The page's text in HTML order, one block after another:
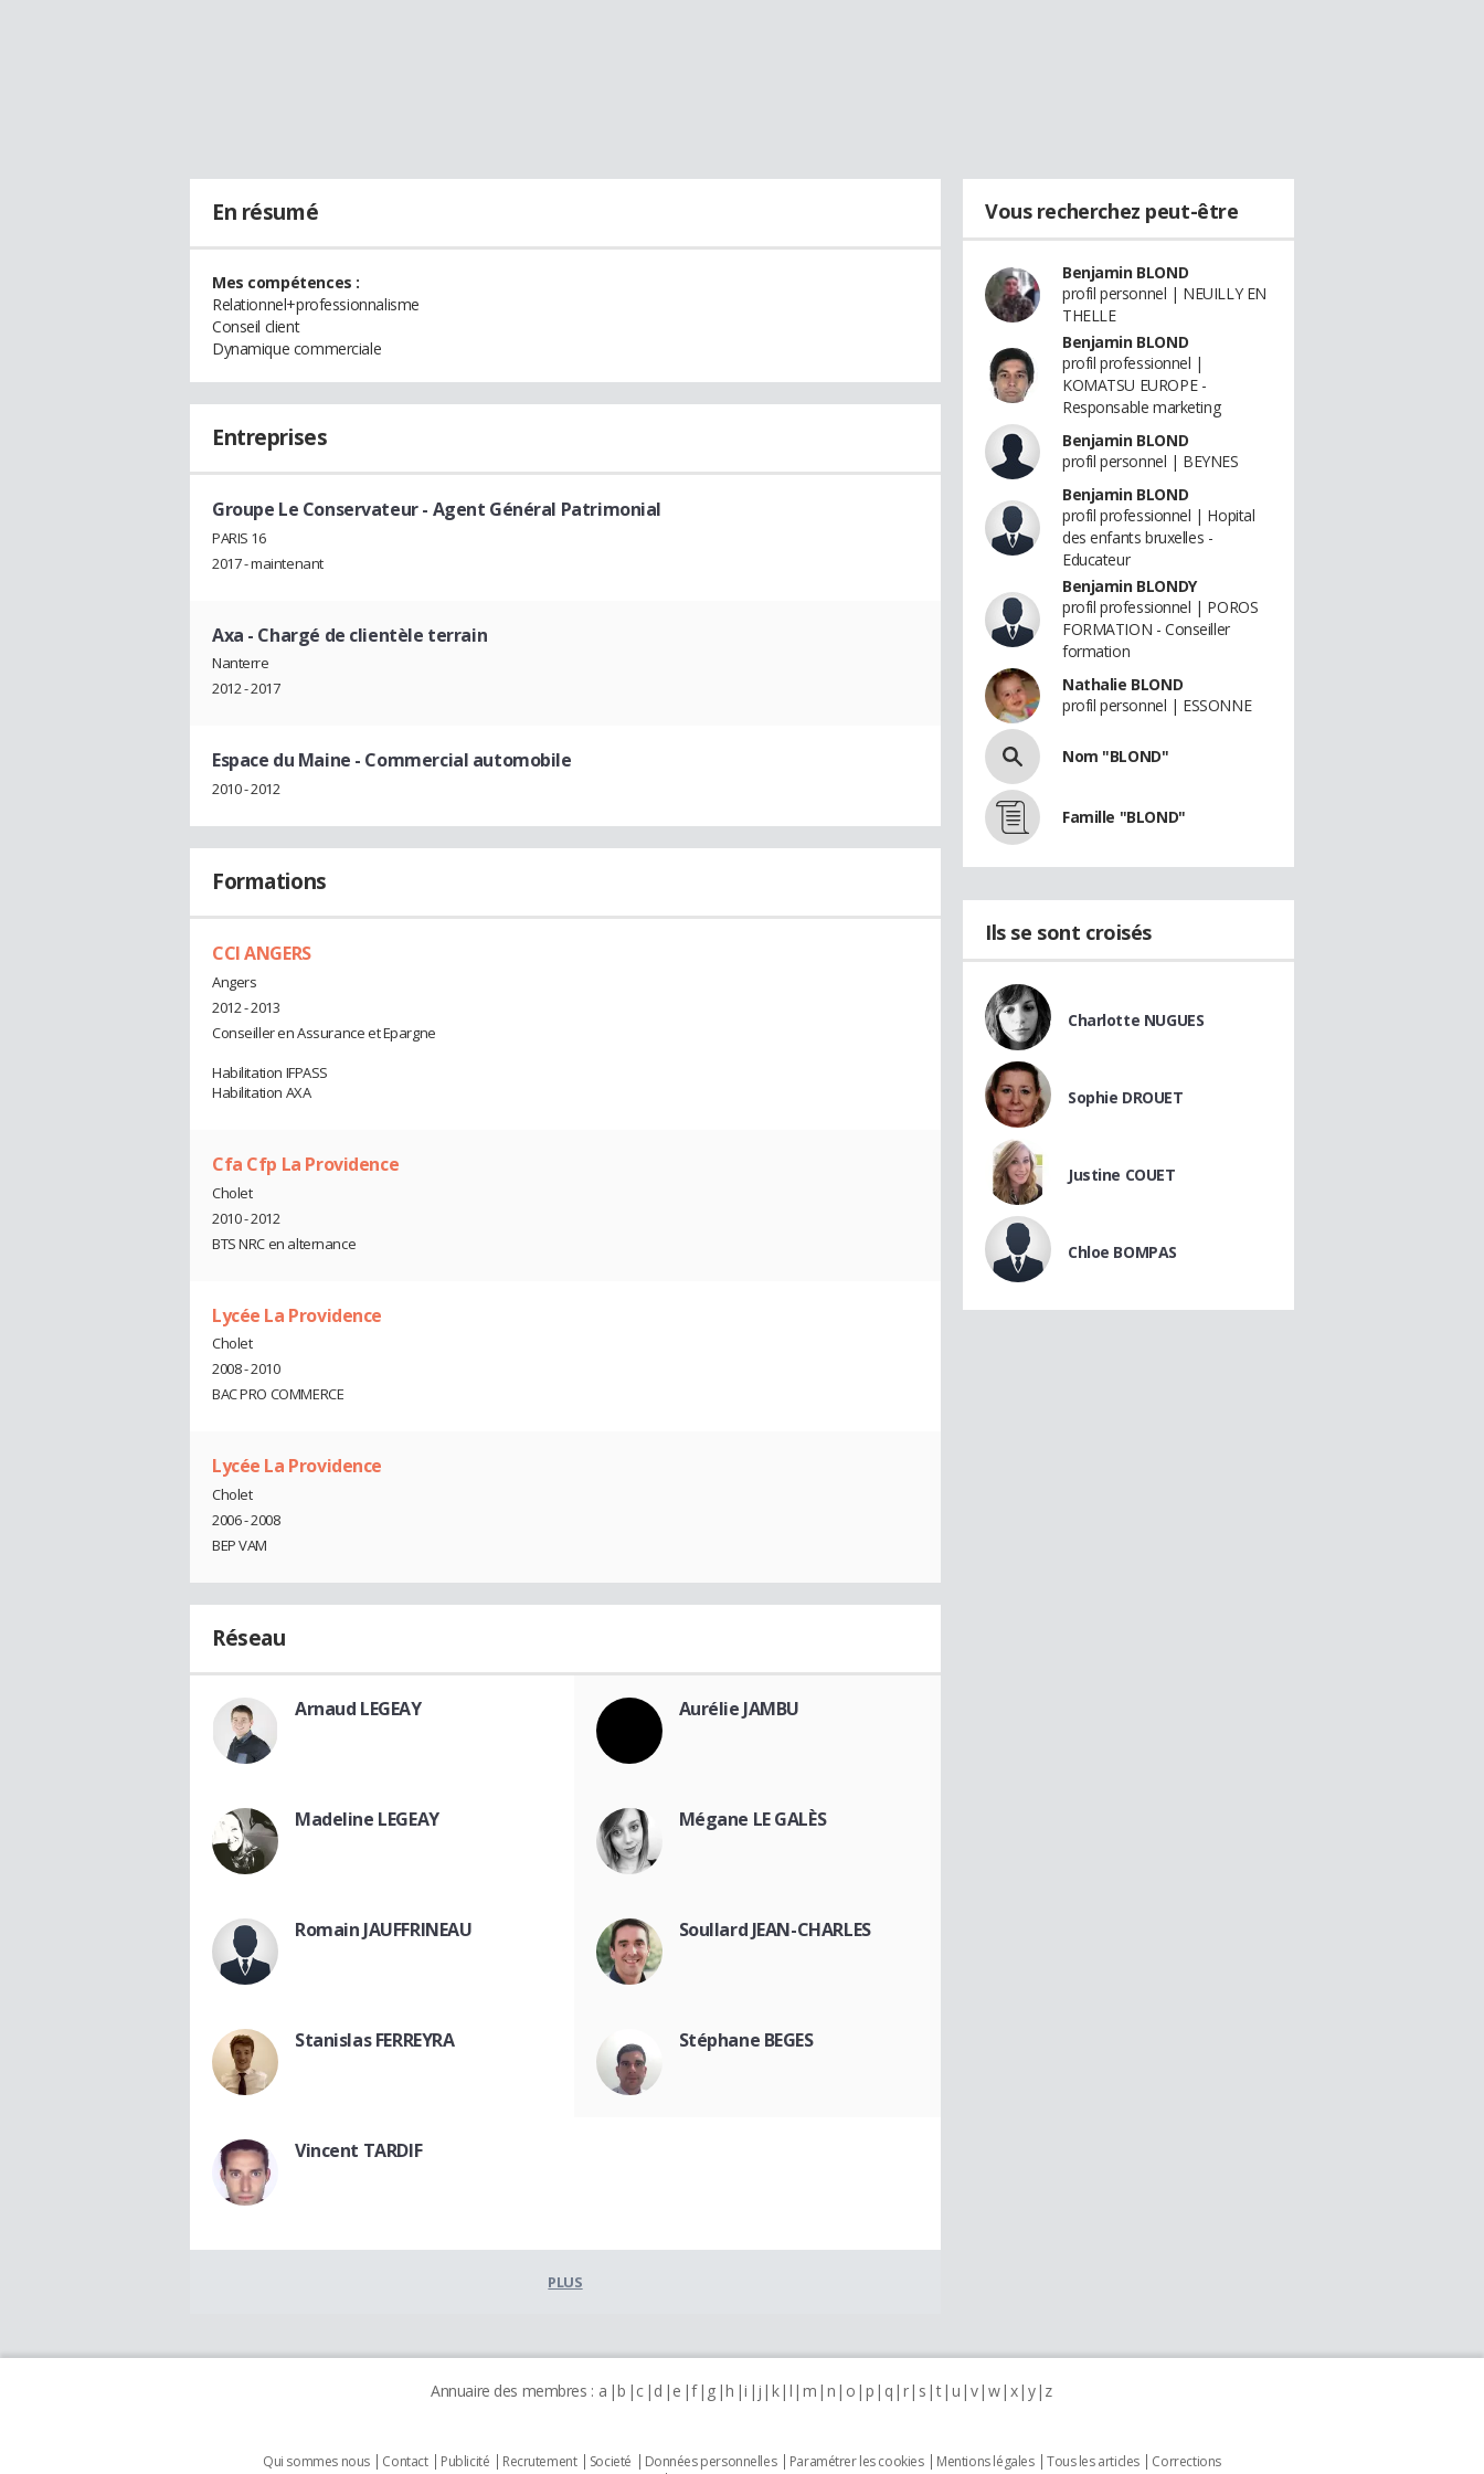
En résumé
Mes compétences :
Relationnel+professionnalisme
Conseil client
Dynamique commerciale
Entreprises
Groupe Le Conservateur- Agent Général Patrimonial
PARIS 16
2017 - maintenant
Axa - Chargé de clientèle terrain
Nanterre
2012 - 2017
Espace du Maine - Commercial automobile
2010 - 2012
Formations
CCI ANGERS
Angers
2012 - 2013
Conseiller en Assurance et Epargne
Habilitation IFPASS
Habilitation AXA
Cfa Cfp La Providence
Cholet
2010 - 2012
BTS NRC en alternance
Lycée La Providence
Cholet
2008 - 2010
BAC PRO COMMERCE
Lycée La Providence
Cholet
2006 - 2008
BEP VAM
Réseau
Arnaud LEGEAY Aurélie JAMBU
Madeline LEGEAY Mégane LE GALÈS
Romain JAUFFRINEAU Soullard JEAN-CHARLES
Stanislas FERREYRA Stéphane BEGES
Vincent TARDIF
PLUS
Vous recherchez peut-être
Benjamin BLOND
profil personnel | NEUILLY EN
THELLE
Benjamin BLOND
profil professionnel |
KOMATSU EUROPE -
Responsable marketing
Benjamin BLOND
profil personnel | BEYNES
Benjamin BLOND
profil professionnel | Hopital
des enfants bruxelles -
Educateur
Benjamin BLONDY
profil professionnel | POROS
FORMATION - Conseiller
formation
Nathalie BLOND
profil personnel | ESSONNE
Nom "BLOND"
Famille "BLOND"
Ils se sont croisés
Charlotte NUGUES
Sophie DROUET
Justine COUET
Chloe BOMPAS
Annuaire des membres : a b c d e f g h i j k l m n o p q r s t u v w x y z
Qui sommes nous Contact Publicité Recrutement Societé Données personnelles Paramétrer les cookies Mentions légales Tous les articles
Corrections